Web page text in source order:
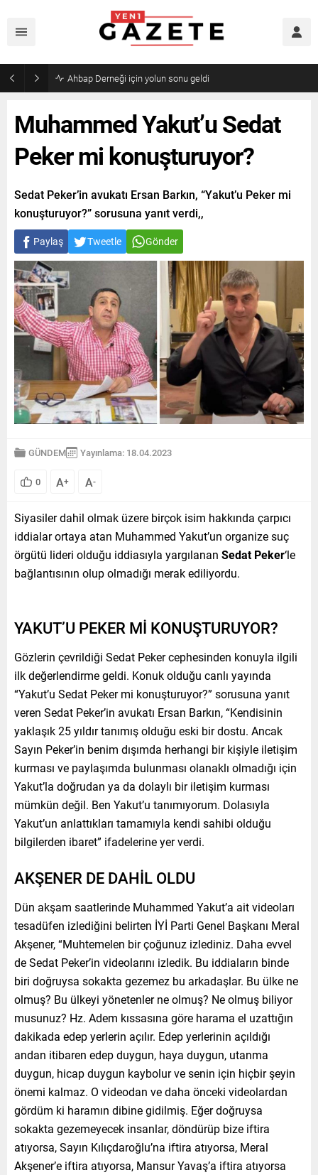
Mourinho’dan Arda Güler’e kötü haber
Muhammed Yakut’u Sedat
Peker mi konuşturuyor?
Sedat Peker’in avukatı Ersan Barkın, “Yakut’u Peker mi
konuşturuyor?” sorusuna yanıt verdi,,
Paylaş Tweetle Gönder
GÜNDEM Yayınlama: 18.04.2023
0 A+ A-
Siyasiler dahil olmak üzere birçok isim hakkında çarpıcı
iddialar ortaya atan Muhammed Yakut’un organize suç
örgütü lideri olduğu iddiasıyla yargılanan Sedat Peker‘le
bağlantısının olup olmadığı merak ediliyordu.
YAKUT’U PEKER Mİ KONUŞTURUYOR?
Gözlerin çevrildiği Sedat Peker cephesinden konuyla ilgili
ilk değerlendirme geldi. Konuk olduğu canlı yayında
“Yakut’u Sedat Peker mi konuşturuyor?” sorusuna yanıt
veren Sedat Peker’in avukatı Ersan Barkın, “Kendisinin
yaklaşık 25 yıldır tanımış olduğu eski bir dostu. Ancak
Sayın Peker’in benim dışımda herhangi bir kişiyle iletişim
kurması ve paylaşımda bulunması olanaklı olmadığı için
Yakut’la doğrudan ya da dolaylı bir iletişim kurması
mümkün değil. Ben Yakut’u tanımıyorum. Dolasıyla
Yakut’un anlattıkları tamamıyla kendi sahibi olduğu
bilgilerden ibaret” ifadelerine yer verdi.
AKŞENER DE DAHİL OLDU
Dün akşam saatlerinde Muhammed Yakut’a ait videoları
tesadüfen izlediğini belirten İYİ Parti Genel Başkanı Meral
Akşener, “Muhtemelen bir çoğunuz izlediniz. Daha evvel
de Sedat Peker’in videolarını izledik. Bu iddiaların binde
biri doğruysa sokakta gezemez bu arkadaşlar. Bu ülke ne
olmuş? Bu ülkeyi yönetenler ne olmuş? Ne olmuş biliyor
musunuz? Hz. Adem kıssasına göre harama el uzattığın
dakikada edep yerlerin açılır. Edep yerlerinin açıldığı
andan itibaren edep duygun, haya duygun, utanma
duygun, hicap duygun kaybolur ve senin için hiçbir şeyin
önemi kalmaz. O videodan ve daha önceki videolardan
gördüm ki haramın dibine gidilmiş. Eğer doğruysa
sokakta gezemeyecek insanlar, döndürüp bize iftira
atıyorsa, Sayın Kılıçdaroğlu’na iftira atıyorsa, Meral
Akşener’e iftira atıyorsa, Mansur Yavaş’a iftira atıyorsa